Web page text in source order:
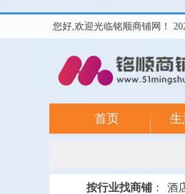
您好,欢迎光临铭顺商铺网！
首页 生
按行业找商铺： 酒